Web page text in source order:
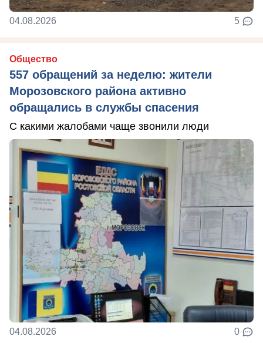
04.08.2026 5
Общество
557 обращений за неделю: жители
Морозовского района активно
обращались в службы спасения
С какими жалобами чаще звонили люди
04.08.2026 0